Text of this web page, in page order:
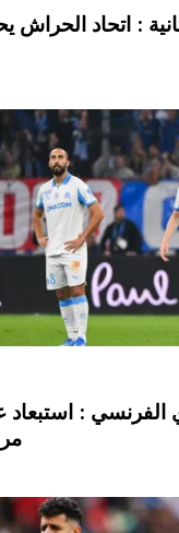
: اتحاد
الفرنسي :